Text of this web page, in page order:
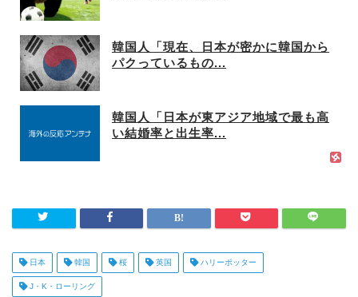
韓国人「現在、日本が密かに韓国から
パクっているもの...
韓国人「日本が東アジア地域で最も高
い結婚率と出生率...
日本 韓国 桜 英国 ハリーポッター
J・K・ローリング